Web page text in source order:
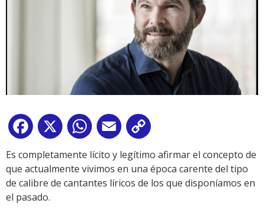
Facebook
X WhatsApp
Email
Link
Es completamente lícito y legítimo afirmar el concepto de
que actualmente vivimos en una época carente del tipo
de calibre de cantantes líricos de los que disponíamos en
el pasado.